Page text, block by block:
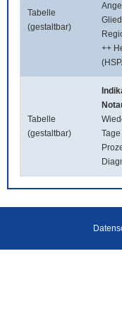
Tabelle
(gestaltbar)
++
Tabelle
(gestaltbar)